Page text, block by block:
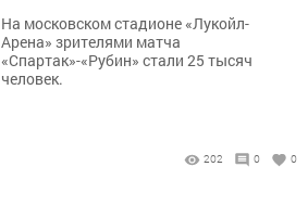
На московском стадионе «Лукойл-
Арена» зрителями матча
«Спартак»-«Рубин» стали 25 тысяч
человек.
202 0 0